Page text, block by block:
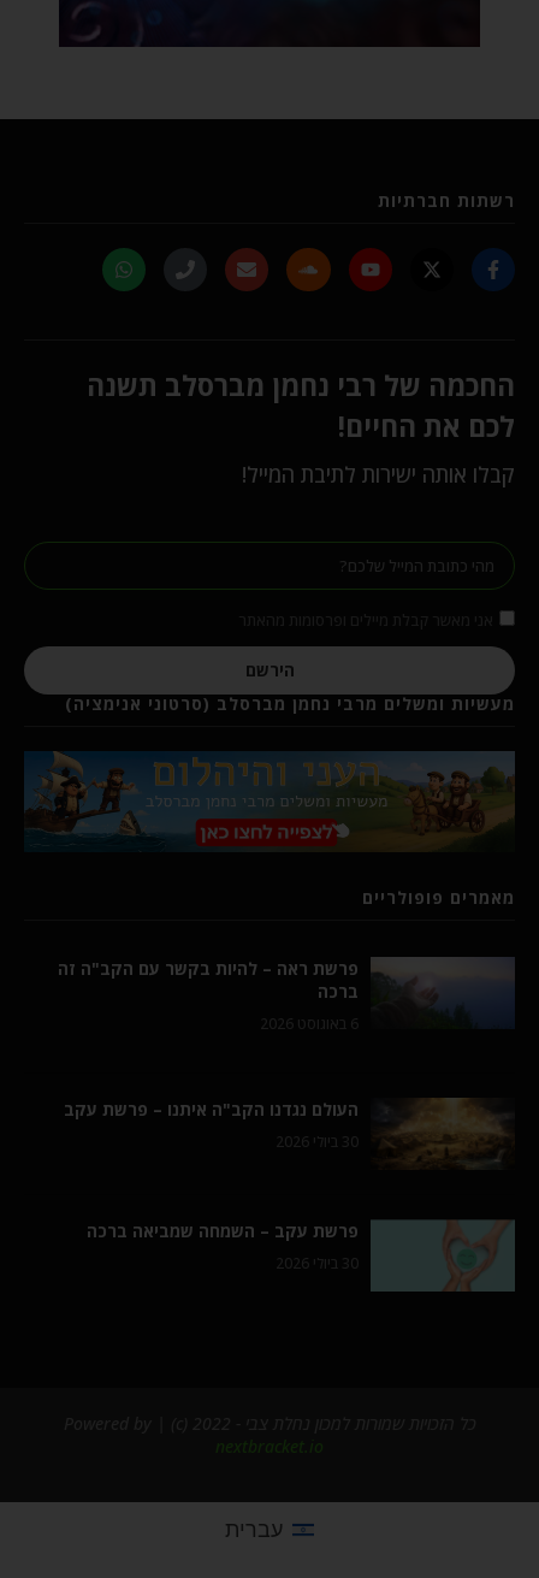
רשתות חברתיות
החכמה של רבי נחמן מברסלב תשנה
לכם את החיים!
קבלו אותה ישירות לתיבת המייל!
הירשם
מעשיות ומשלים מרבי נחמן מברסלב (סרטוני אנימציה)
מאמרים פופולריים
פרשת ראה – להיות בקשר עם הקב"ה זה
ברכה
6 באוגוסט 2026
העולם נגדנו הקב"ה איתנו – פרשת עקב
30 ביולי 2026
פרשת עקב – השמחה שמביאה ברכה
30 ביולי 2026
nextbracket.io
עברית